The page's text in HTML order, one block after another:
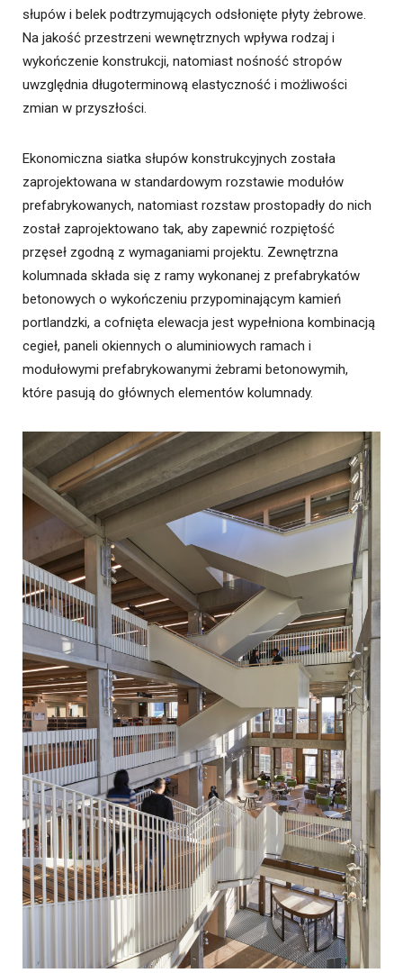
słupów i belek podtrzymujących odsłonięte płyty żebrowe.
Na jakość przestrzeni wewnętrznych wpływa rodzaj i
wykończenie konstrukcji, natomiast nośność stropów
uwzględnia długoterminową elastyczność i możliwości
zmian w przyszłości.
Ekonomiczna siatka słupów konstrukcyjnych została
zaprojektowana w standardowym rozstawie modułów
prefabrykowanych, natomiast rozstaw prostopadły do nich
został zaprojektowano tak, aby zapewnić rozpiętość
przęseł zgodną z wymaganiami projektu. Zewnętrzna
kolumnada składa się z ramy wykonanej z prefabrykatów
betonowych o wykończeniu przypominającym kamień
portlandzki, a cofnięta elewacja jest wypełniona kombinacją
cegieł, paneli okiennych o aluminiowych ramach i
modułowymi prefabrykowanymi żebrami betonowymih,
które pasują do głównych elementów kolumnady.